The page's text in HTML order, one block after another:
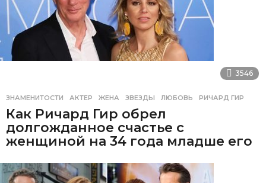
3546
ЗНАМЕНИТОСТИ АКТЕР ,ЖЕНА ,ЗВЕЗДЫ ,ЛЮБОВЬ ,РИЧАРД ГИР
Как Ричард Гир обрел
долгожданное счастье с
женщиной на 34 года младше его